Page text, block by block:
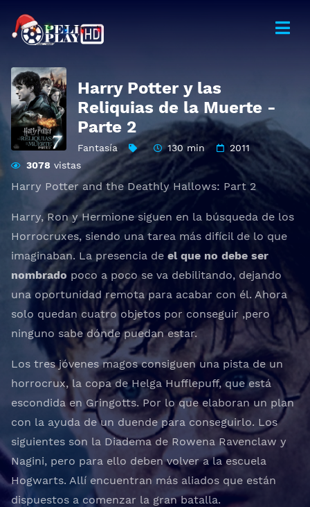
Harry Potter y las
Reliquias de la Muerte -
Parte 2
Fantasía 130 min
2011
3078 vistas
Harry Potter and the Deathly Hallows: Part 2
Harry, Ron y Hermione siguen en la búsqueda de los
Horrocruxes, siendo una tarea más difícil de lo que
imaginaban. La presencia de el que no debe ser
nombrado poco a poco se va debilitando, dejando
una oportunidad remota para acabar con él. Ahora
solo quedan cuatro objetos por conseguir ,pero
ninguno sabe dónde puedan estar.
Los tres jóvenes magos consiguen una pista de un
horrocrux, la copa de Helga Hufflepuff, que está
escondida en Gringotts. Por lo que elaboran un plan
con la ayuda de un duende para conseguirlo. Los
siguientes son la Diadema de Rowena Ravenclaw y
Nagini, pero para ello deben volver a la escuela
Hogwarts. Allí encuentran más aliados que están
dispuestos a comenzar la gran batalla.